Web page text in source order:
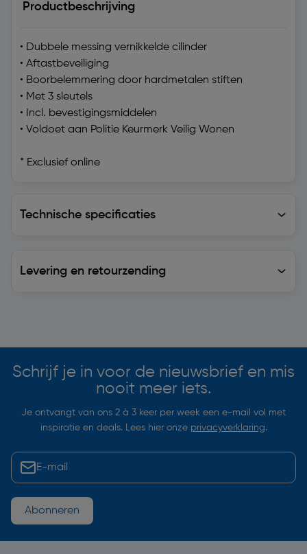
Productbeschrijving
• Dubbele messing vernikkelde cilinder
• Aftastbeveiliging
• Boorbelemmering door hardmetalen stiften
• Met 3 sleutels
• Incl. bevestigingsmiddelen
• Voldoet aan Politie Keurmerk Veilig Wonen
* Exclusief online
Technische specificaties
Levering en retourzending
Schrijf je in voor de nieuwsbrief en mis
nooit meer iets.
Je ontvangt van ons 2 à 3 keer per week een e-mail vol met
inspiratie en deals. Lees hier onze privacyverklaring.
Abonneren